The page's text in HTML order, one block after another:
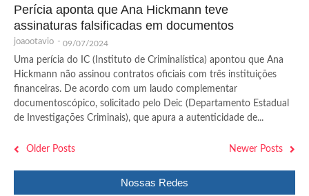
Perícia aponta que Ana Hickmann teve
assinaturas falsificadas em documentos
joaootavio - 09/07/2024
Uma perícia do IC (Instituto de Criminalística) apontou que Ana
Hickmann não assinou contratos oficiais com três instituições
financeiras. De acordo com um laudo complementar
documentoscópico, solicitado pelo Deic (Departamento Estadual
de Investigações Criminais), que apura a autenticidade de...
Older Posts Newer Posts
Nossas Redes